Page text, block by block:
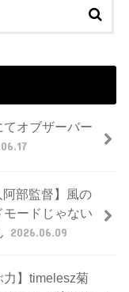
オブザーバー
部監督】風の
ードじゃない
2026.06.09
力】timelesz菊